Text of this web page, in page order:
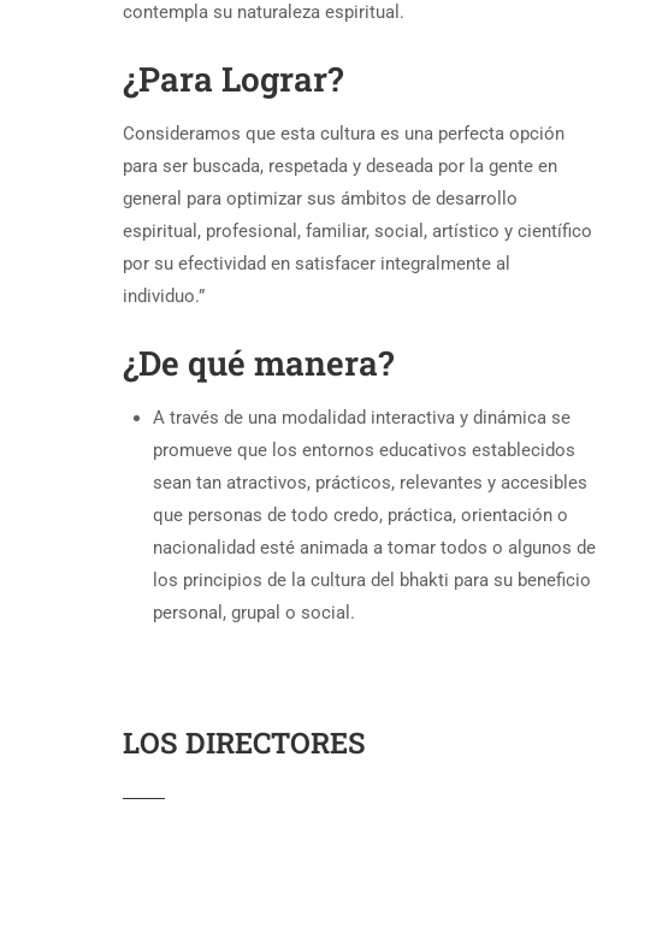
contempla su naturaleza espiritual.
¿Para Lograr?
Consideramos que esta cultura es una perfecta opción
para ser buscada, respetada y deseada por la gente en
general para optimizar sus ámbitos de desarrollo
espiritual, profesional, familiar, social, artístico y científico
por su efectividad en satisfacer integralmente al
individuo.”
¿De qué manera?
A través de una modalidad interactiva y dinámica se
promueve que los entornos educativos establecidos
sean tan atractivos, prácticos, relevantes y accesibles
que personas de todo credo, práctica, orientación o
nacionalidad esté animada a tomar todos o algunos de
los principios de la cultura del bhakti para su beneficio
personal, grupal o social.
LOS DIRECTORES